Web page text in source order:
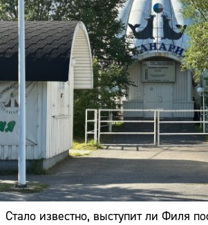
Стало известно, выступит ли Филя